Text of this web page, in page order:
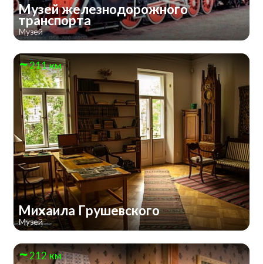
Музей железнодорожного
транспорта
Музей
211 км
Михаила Грушевского
Музей
212 км